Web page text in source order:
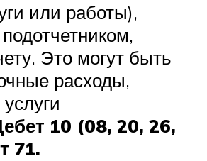
или работы),
Это могут быть
расходы,
10 (08, 20, 26,
71.